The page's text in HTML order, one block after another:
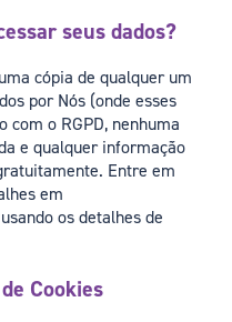
seus dados?
cópia de qualquer um
por Nós (onde esses
com o RGPD, nenhuma
e qualquer informação
Entre em
em
os detalhes de
Cookies